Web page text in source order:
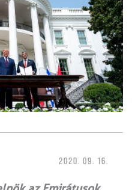
2020. 09. 16.